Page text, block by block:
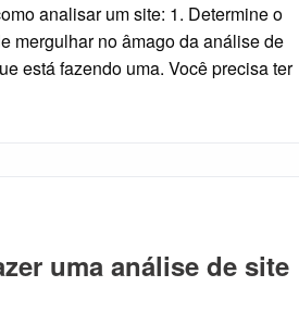
analisar um site: 1. Determine o
mergulhar no âmago da análise de
está fazendo uma. Você precisa ter
uma análise de site